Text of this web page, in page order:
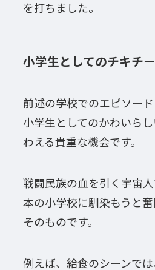
を打ちました。
小学生としてのチキチ
前述の学校でのエピソー
小学生としてのかわいら
わえる貴重な機会です。
戦闘民族の血を引く宇宙
本の小学校に馴染もうと
そのものです。
例えば、給食のシーンで